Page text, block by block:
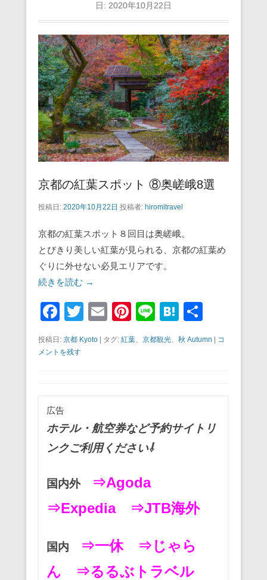
日: 2020年10月22日
京都の紅葉スポット ⑧奥嵯峨8選
投稿日: 2020年10月22日 投稿者: hiromitravel
京都の紅葉スポット８回目は奥嵯峨。
とびきり美しい紅葉が見られる、京都の紅葉め
ぐりに外せない必見エリアです。
続きを読む →
F
a
c
o
o
k
T
tt
E
m
ail
Pi
nt
er
Li
n
e
H
at
e
投稿日: 京都 Kyoto タグ: 紅葉、 京都観光、 秋 Autumn
コ
メントを残す
広告
ホテル・航空券など予約サイトリ
ンクご利用ください⇩
国内外
⇒Agoda
⇒Expedia
⇒JTB海外
国内 ⇒一休
⇒じゃら
ん
⇒るるぶトラベル